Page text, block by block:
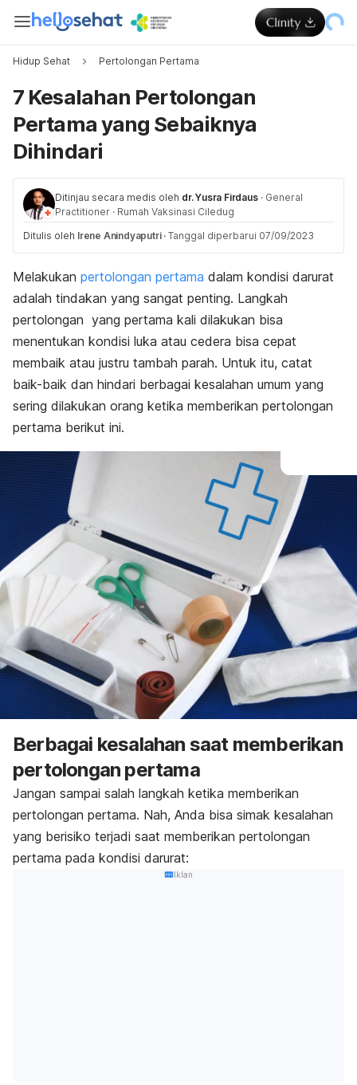
Hidup Sehat Pertolongan Pertama
7 Kesalahan Pertolongan
Pertama yang Sebaiknya
Dihindari
Ditinjau secara medis oleh dr. Yusra Firdaus · General
Practitioner · Rumah Vaksinasi Ciledug
Ditulis oleh Irene Anindyaputri · Tanggal diperbarui 07/09/2023
Melakukan pertolongan pertama dalam kondisi darurat
adalah tindakan yang sangat penting. Langkah
pertolongan yang pertama kali dilakukan bisa
menentukan kondisi luka atau cedera bisa cepat
membaik atau justru tambah parah. Untuk itu, catat
baik-baik dan hindari berbagai kesalahan umum yang
sering dilakukan orang ketika memberikan pertolongan
pertama berikut ini.
Berbagai kesalahan saat memberikan
pertolongan pertama
Jangan sampai salah langkah ketika memberikan
pertolongan pertama. Nah, Anda bisa simak kesalahan
yang berisiko terjadi saat memberikan pertolongan
pertama pada kondisi darurat:
Iklan